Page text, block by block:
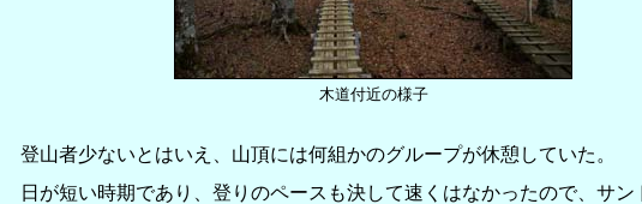
木道付近の様子
登山者少ないとはいえ、山頂には何組かのグループが休憩していた。
日が短い時期であり、登りのペースも決して速くはなかったので、サン